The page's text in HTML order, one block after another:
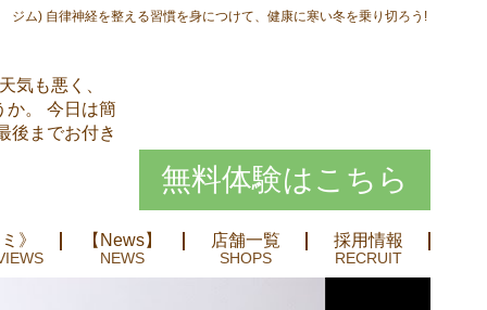
ム) 自律神経を整える習慣を身につけて、健康に寒い冬を乗り切ろう!
気も悪く、
か。 今日は簡
後までお付き
無料体験はこちら
》 【News】 店舗一覧 採用情報